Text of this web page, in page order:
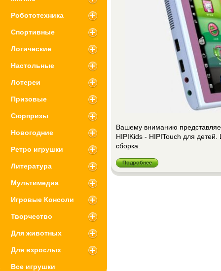
Вашему вниманию
HIPIKids - HIPITouch для
сборка.
Подробнее
Робототехника
Спортивные
Логические
Настольные
Лотереи
Призовые
Сюрпризы
Новогодние
Ретро игрушки
Литература
Мультимедиа
Игровые Консоли
Творчество
Для животных
Для взрослых
Все игрушки